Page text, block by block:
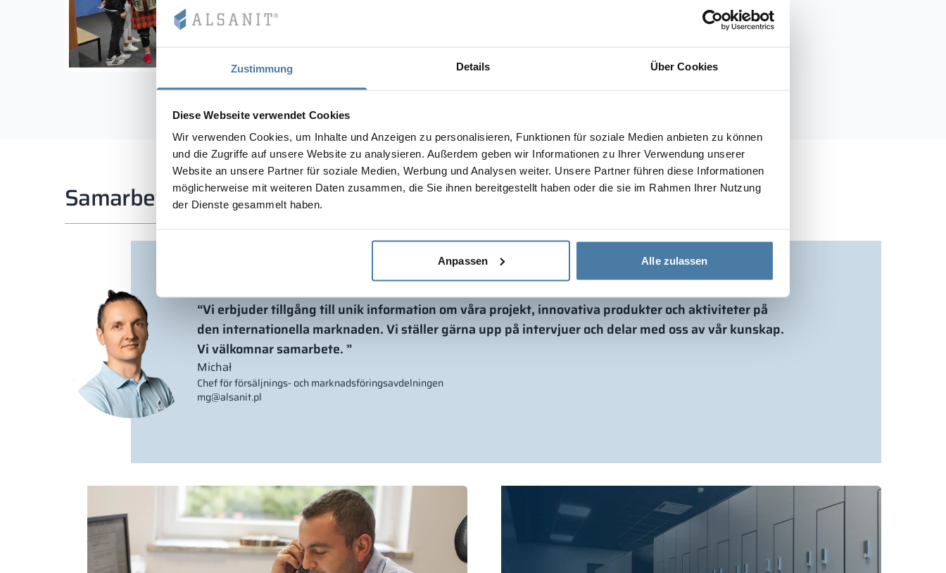
Zustimmung Details Über Cookies
Diese Webseite verwendet Cookies
Wir verwenden Cookies, um Inhalte und Anzeigen zu personalisieren, Funktionen für soziale Medien anbieten zu können
und die Zugriffe auf unsere Website zu analysieren. Außerdem geben wir Informationen zu Ihrer Verwendung unserer
Website an unsere Partner für soziale Medien, Werbung und Analysen weiter. Unsere Partner führen diese Informationen
möglicherweise mit weiteren Daten zusammen, die Sie ihnen bereitgestellt haben oder die sie im Rahmen Ihrer Nutzung
der Dienste gesammelt haben.
Anpassen Alle zulassen
Samarbete med media
“Vi erbjuder tillgång till unik information om våra projekt, innovativa produkter och aktiviteter på
den internationella marknaden. Vi ställer gärna upp på intervjuer och delar med oss av vår kunskap.
Vi välkomnar samarbete. ”
Michał
Chef för försäljnings- och marknadsföringsavdelningen
mg@alsanit.pl